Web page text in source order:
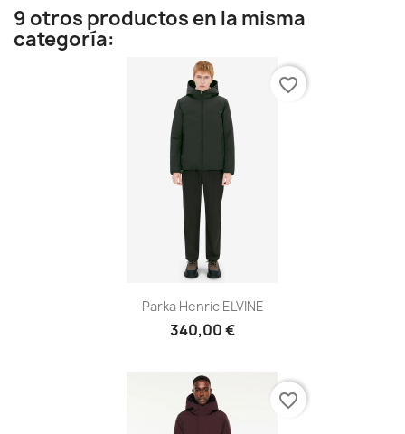
9 otros productos en la misma
categoría:
Parka Henric ELVINE
340,00 €
favorite_border
favorite_border